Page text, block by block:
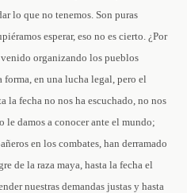
lo que no tenemos. Son puras
esperar, eso no es cierto. ¿Por
venido organizando los pueblos
en una lucha legal, pero el
la fecha no nos ha escuchado, no nos
le damos a conocer ante el mundo;
en los combates, han derramado
de la raza maya, hasta la fecha el
nuestras demandas justas y hasta